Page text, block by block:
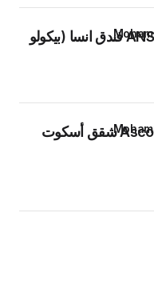
ANSA Kuala Lumpur فندق انسا (بيكولو
Ascott Kuala Lumpur شقق أسكوت